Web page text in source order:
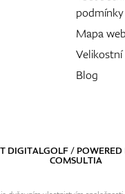
podmínky
Mapa
Blog
DIGITALGOLF / POWERED
COMSULTIA